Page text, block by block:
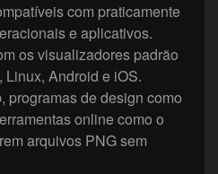
com praticamente
e aplicativos.
os visualizadores padrão
Linux, Android e iOS.
programas de design como
online como o
arquivos PNG sem